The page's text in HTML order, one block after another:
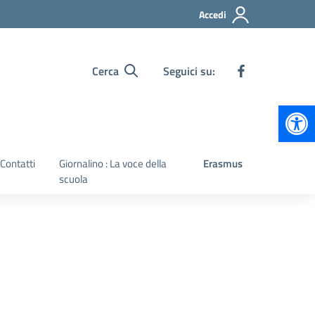
Accedi
Cerca Seguici su:
Contatti
Giornalino : La voce della
scuola
Erasmus